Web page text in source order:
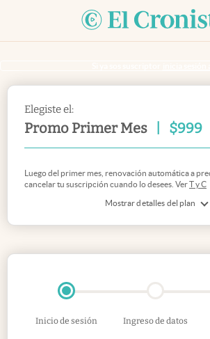
Elegiste el:
Promo Primer Mes $999
Mostrar detalles del plan
Luego del primer mes, renovación automática a
cancelar tu suscripción cuando lo desees. VerT y C
Inicio de sesión Ingreso de datos